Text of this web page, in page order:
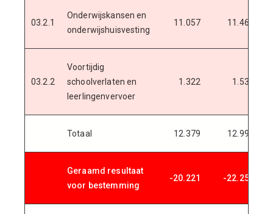
03.2.1
Onderwijskansen en
onderwijshuisvesting
11.057 11.465
03.2.2
Voortijdig
schoolverlaten en
leerlingenvervoer
1.322 1.533
Totaal 12.379 12.998
Geraamd resultaat
voor bestemming
-20.221 -22.250